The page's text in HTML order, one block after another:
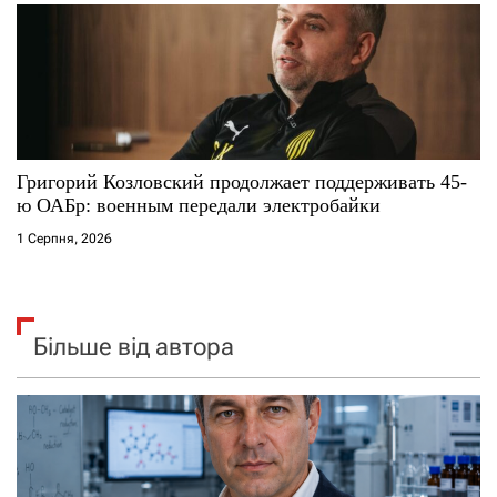
Григорий Козловский продолжает поддерживать 45-
ю ОАБр: военным передали электробайки
1 Серпня, 2026
Більше від автора